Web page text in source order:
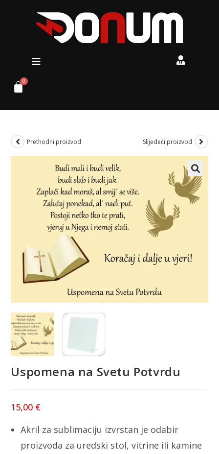
Prethodni proizvod Slijedeći proizvod
Uspomena na Svetu Potvrdu
15,00 €
Akril za sublimaciju izvrstan je odabir
proizvoda za uredski stol, vitrine ili kamine